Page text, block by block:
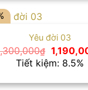
Yêu đời 03
₫ Giá
gốc
là:
Tiết kiệm: 8.5%